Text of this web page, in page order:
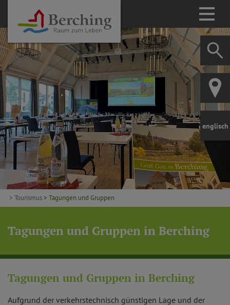
englisch
> Tourismus > Tagungen und Gruppen
Tagungen und Gruppen in Berching
Tagungen und Gruppen in Berching
Aufgrund der verkehrstechnisch günstigen Lage und der